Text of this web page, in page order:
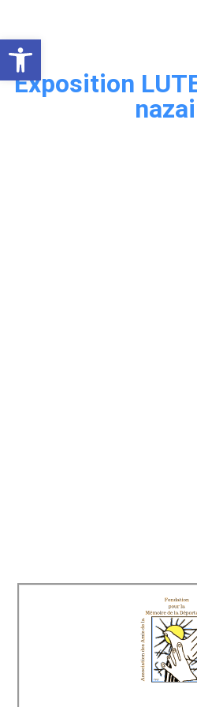
Ouvrir la barre d’outils
Exposition